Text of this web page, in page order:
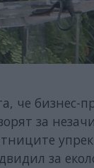
че бизнес-
за
за